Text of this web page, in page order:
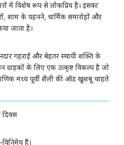
में विशेष रूप से लोकप्रिय है। इसका
शाम के पहनने, धार्मिक समारोहों और
जाता है।
गहराई और बेहतर स्थायी शक्ति के
ग्राहकों के लिए एक उत्कृष्ट विकल्प है जो
मध्य पूर्वी शैली की ऑड खुशबू चाहते
दिवस
हैं।